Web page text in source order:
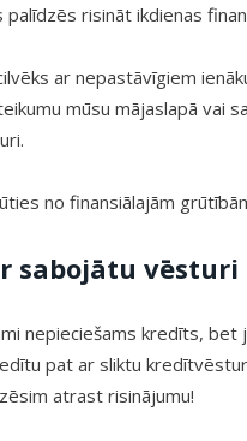
risināt ikdienas
ar nepastāvīgiem
mūsu mājaslapā vai
no finansiālajām
sabojātu vēsturi
nepieciešams kredīts, bet
pat ar sliktu
atrast risinājumu!